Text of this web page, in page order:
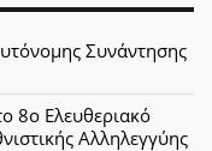
Συνάντησης
8ο Ελευθεριακό
Αλληλεγγύης